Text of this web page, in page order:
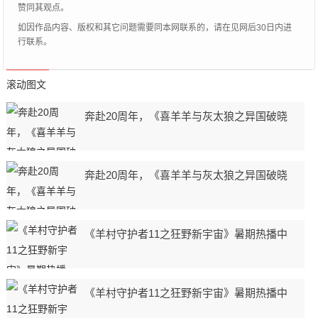
赞同其观点。
如因作品内容、版权和其它问题需要同本网联系的，请在见网后30日内进
行联系。
滚动图文
奔赴20周年，《喜羊羊与灰太狼之异国破晓
奔赴20周年，《喜羊羊与灰太狼之异国破晓
《羊村守护者11之狂野新宇宙》暑期热播中
《羊村守护者11之狂野新宇宙》暑期热播中